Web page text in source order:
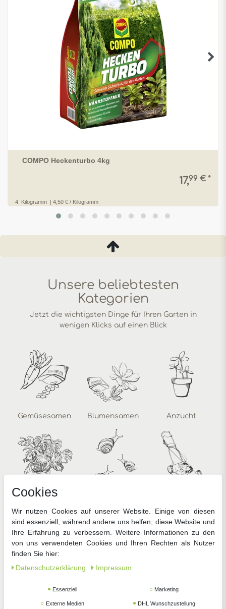
COMPO Heckenturbo 4kg
17,99 € *
4 Kilogramm | 4,50 € / Kilogramm
Unsere beliebtesten
Kategorien
Jetzt die wichtigsten Dinge für Ihren Garten in
wenigen Klicks auf einen Blick
Gemüsesamen Blumensamen Anzucht
Cookies
Wir nutzen Cookies auf unserer Website. Einige von diesen
sind essenziell, während andere uns helfen, diese Website und
Ihre Erfahrung zu verbessern. Weitere Informationen zu den
von uns verwendeten Cookies und Ihren Rechten als Nutzer
finden Sie hier:
Daten­schutz­erklärung
Impressum
Essenziell Marketing
Externe Medien DHL Wunschzustellung